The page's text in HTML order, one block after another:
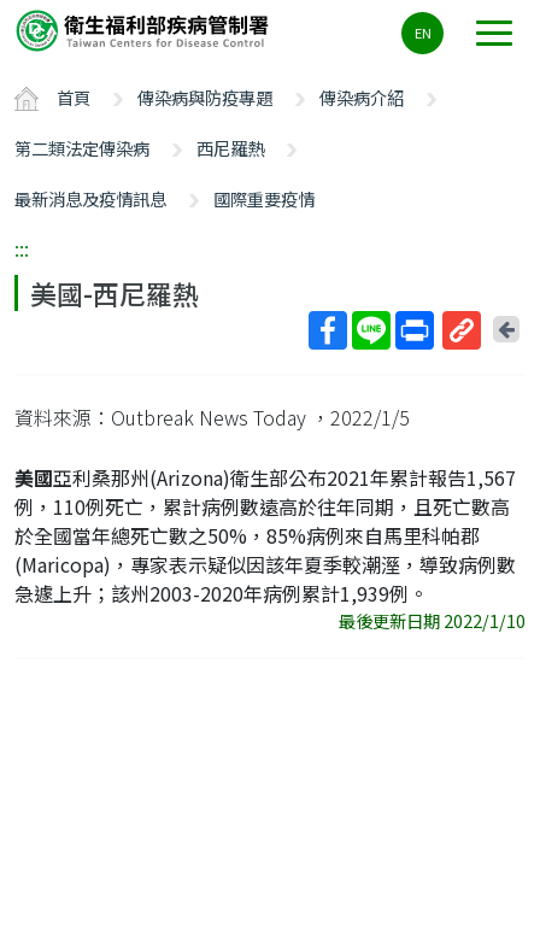
要
容
ALT+C
EN
首頁 傳染病與防疫專題
傳染病介紹
第二類法定傳染病
西尼羅熱
最新消息及疫情訊息
國際重要疫情
:::
美國-西尼羅熱
址
回
資料來源：Outbreak News Today ，2022/1/5
美國亞利桑那州(Arizona)衛生部公布2021年累計報告1,567
例，110例死亡，累計病例數遠高於往年同期，且死亡數高
於全國當年總死亡數之50%，85%病例來自馬里科帕郡
(Maricopa)，專家表示疑似因該年夏季較潮溼，導致病例數
急遽上升；該州2003-2020年病例累計1,939例。
最後更新日期 2022/1/10